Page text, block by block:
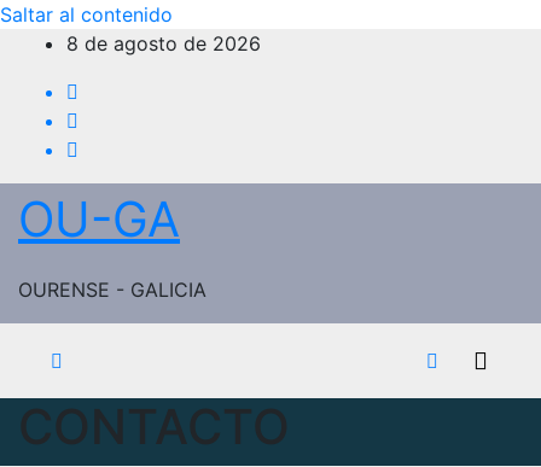
Saltar al contenido
8 de agosto de 2026
OU-GA
OURENSE - GALICIA
CONTACTO